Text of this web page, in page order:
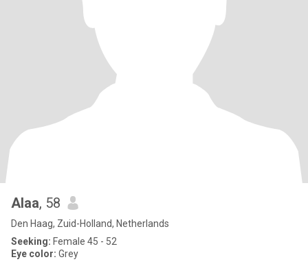
Alaa, 58
Den Haag, Zuid-Holland, Netherlands
Seeking: Female 45 - 52
Eye color: Grey